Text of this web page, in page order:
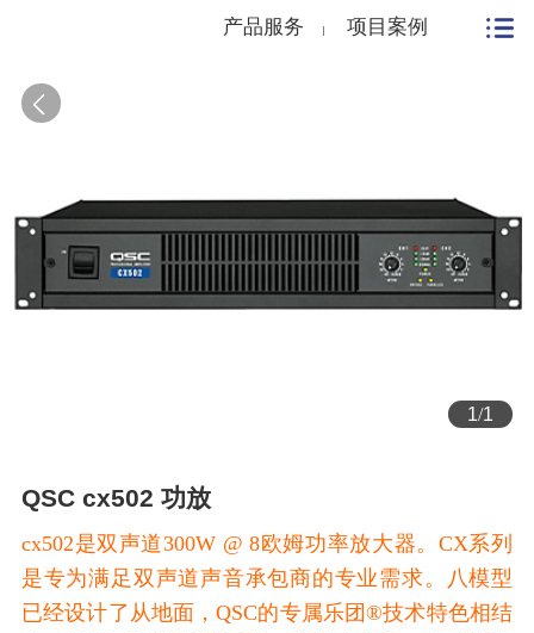
产品服务 项目案例
1/1
QSC cx502 功放
cx502是双声道300W @ 8欧姆功率放大器。CX系列
是专为满足双声道声音承包商的专业需求。八模型
已经设计了从地面，QSC的专属乐团®技术特色相结